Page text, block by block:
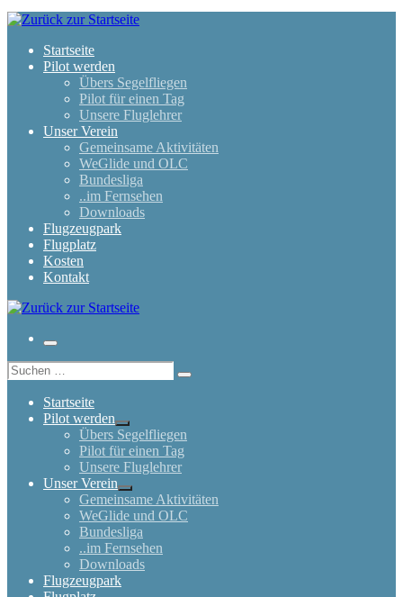
Zum
Inhalt
springenStartseite
Pilot werden
Übers Segelfliegen
Pilot für einen Tag
Unsere Fluglehrer
Unser Verein
Gemeinsame Aktivitäten
WeGlide und OLC
Bundesliga
..im Fernsehen
Downloads
Flugzeugpark
Flugplatz
Kosten
Kontakt
Menü
Suche
Suchen …
Startseite
Pilot werden
Übers Segelfliegen
Pilot für einen Tag
Unsere Fluglehrer
Unser Verein
Gemeinsame Aktivitäten
WeGlide und OLC
Bundesliga
..im Fernsehen
Downloads
Flugzeugpark